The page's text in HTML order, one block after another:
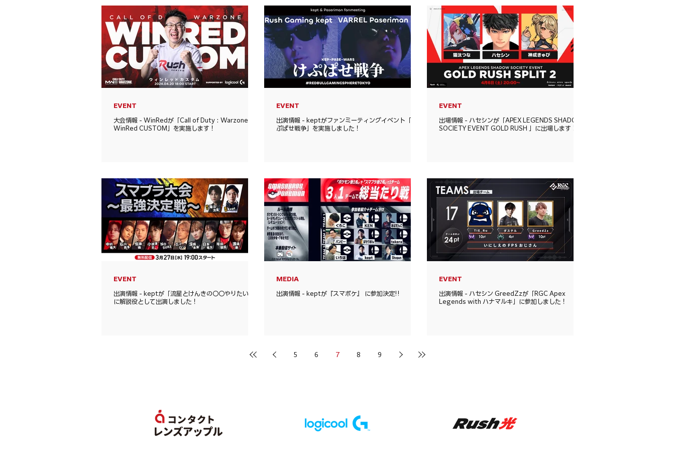
大会情報 - WinRedが「Call of Duty : Warzone
WinRed CUSTOM」を実施します！
EVENT
出演情報 - keptがファンミーティングイベント「け
ぷぱせ戦争」を実施しました！
EVENT
出場情報 - ハセシンが「APEX LEGENDS SHADOW
SOCIETY EVENT GOLD RUSH 」に出場します！
EVENT
出演情報 - keptが「流星とけんきの〇〇やりたい !」
に解説役として出演しました！
EVENT
出演情報 - keptが『スマポケ』 に参加決定!!
MEDIA
出演情報 - ハセシン GreedZzが「RGC Apex
Legends with ハナマルキ」に参加しました！
EVENT
5 6 7 8 9